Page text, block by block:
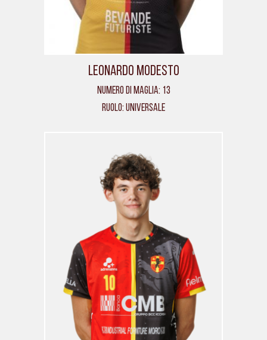
Leonardo Modesto
Numero di maglia: 13
Ruolo: Universale